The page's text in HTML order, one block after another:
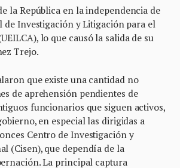
la República en la independencia de
de Investigación y Litigación para el
lo que causó la salida de su
Trejo.
que existe una cantidad no
de aprehensión pendientes de
funcionarios que siguen activos,
en especial las dirigidas a
Centro de Investigación y
(Cisen), que dependía de la
La principal captura